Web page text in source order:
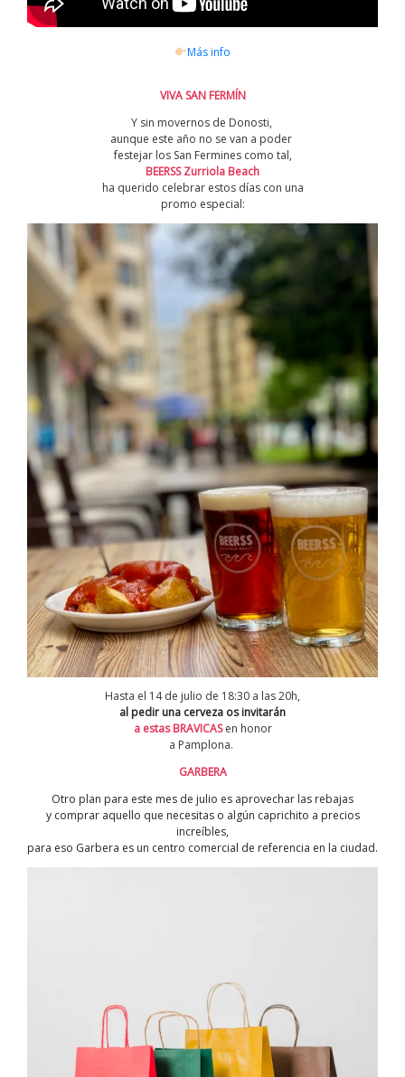
Más info
VIVA SAN FERMÍN
Y sin movernos de Donosti,
aunque este año no se van a poder
festejar los San Fermines como tal,
BEERSS Zurriola Beach
ha querido celebrar estos días con una
promo especial:
Hasta el 14 de julio de 18:30 a las 20h,
al pedir una cerveza os invitarán
a estas BRAVICASen honor
a Pamplona.
GARBERA
Otro plan para este mes de julio es aprovechar las rebajas
y comprar aquello que necesitas o algún caprichito a precios
increíbles,
para eso Garbera es un centro comercial de referencia en la ciudad.